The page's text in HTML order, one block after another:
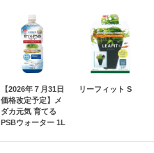
【2026年７月31日
価格改定予定】メ
ダカ元気 育てる
PSBウォーター 1L
リーフィット S